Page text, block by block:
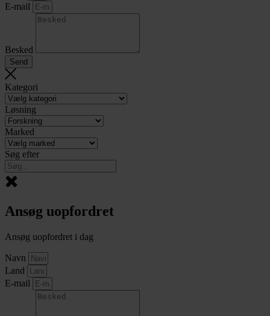
E-mail
Besked
Send
Kategori
Løsning
Marked
Søg efter
Ansøg uopfordret
Ansøg uopfordret i dag
Navn
Land
E-mail